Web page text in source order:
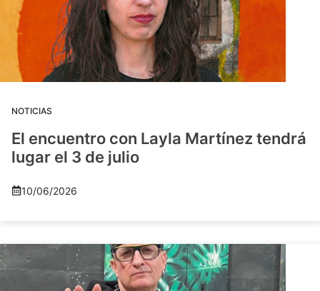
NOTICIAS
El encuentro con Layla Martínez tendrá
lugar el 3 de julio
10/06/2026